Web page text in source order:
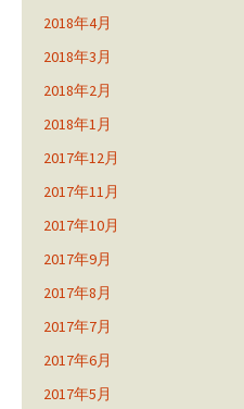
2018年4月
2018年3月
2018年2月
2018年1月
2017年12月
2017年11月
2017年10月
2017年9月
2017年8月
2017年7月
2017年6月
2017年5月